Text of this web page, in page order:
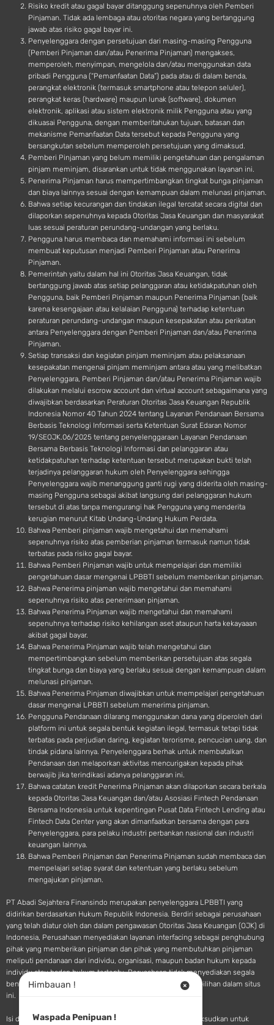
Risiko kredit atau gagal bayar ditanggung sepenuhnya oleh Pemberi
Pinjaman. Tidak ada lembaga atau otoritas negara yang bertanggung
jawab atas risiko gagal bayar ini.
Penyelenggara dengan persetujuan dari masing-masing Pengguna
(Pemberi Pinjaman dan/atau Penerima Pinjaman) mengakses,
memperoleh, menyimpan, mengelola dan/atau menggunakan data
pribadi Pengguna (“Pemanfaatan Data”) pada atau di dalam benda,
perangkat elektronik (termasuk smartphone atau telepon seluler),
perangkat keras (hardware) maupun lunak (software), dokumen
elektronik, aplikasi atau sistem elektronik milik Pengguna atau yang
dikuasai Pengguna, dengan memberitahukan tujuan, batasan dan
mekanisme Pemanfaatan Data tersebut kepada Pengguna yang
bersangkutan sebelum memperoleh persetujuan yang dimaksud.
Pemberi Pinjaman yang belum memiliki pengetahuan dan pengalaman
pinjam meminjam, disarankan untuk tidak menggunakan layanan ini.
Penerima Pinjaman harus mempertimbangkan tingkat bunga pinjaman
dan biaya lainnya sesuai dengan kemampuan dalam melunasi pinjaman.
Bahwa setiap kecurangan dan tindakan ilegal tercatat secara digital dan
dilaporkan sepenuhnya kepada Otoritas Jasa Keuangan dan masyarakat
luas sesuai peraturan perundang-undangan yang berlaku.
Pengguna harus membaca dan memahami informasi ini sebelum
membuat keputusan menjadi Pemberi Pinjaman atau Penerima
Pinjaman.
Pemerintah yaitu dalam hal ini Otoritas Jasa Keuangan, tidak
bertanggung jawab atas setiap pelanggaran atau ketidakpatuhan oleh
Pengguna, baik Pemberi Pinjaman maupun Penerima Pinjaman (baik
karena kesengajaan atau kelalaian Pengguna) terhadap ketentuan
peraturan perundang-undangan maupun kesepakatan atau perikatan
antara Penyelenggara dengan Pemberi Pinjaman dan/atau Penerima
Pinjaman.
Setiap transaksi dan kegiatan pinjam meminjam atau pelaksanaan
kesepakatan mengenai pinjam meminjam antara atau yang melibatkan
Penyelenggara, Pemberi Pinjaman dan/atau Penerima Pinjaman wajib
dilakukan melalui escrow account dan virtual account sebagaimana yang
diwajibkan berdasarkan Peraturan Otoritas Jasa Keuangan Republik
Indonesia Nomor 40 Tahun 2024 tentang Layanan Pendanaan Bersama
Berbasis Teknologi Informasi serta Ketentuan Surat Edaran Nomor
19/SEOJK.06/2025 tentang penyelenggaraan Layanan Pendanaan
Bersama Berbasis Teknologi Informasi dan pelanggaran atau
ketidakpatuhan terhadap ketentuan tersebut merupakan bukti telah
terjadinya pelanggaran hukum oleh Penyelenggara sehingga
Penyelenggara wajib menanggung ganti rugi yang diderita oleh masing-
masing Pengguna sebagai akibat langsung dari pelanggaran hukum
tersebut di atas tanpa mengurangi hak Pengguna yang menderita
kerugian menurut Kitab Undang-Undang Hukum Perdata.
Bahwa Pemberi pinjaman wajib mengetahui dan memahami
sepenuhnya risiko atas pemberian pinjaman termasuk namun tidak
terbatas pada risiko gagal bayar.
Bahwa Pemberi Pinjaman wajib untuk mempelajari dan memiliki
pengetahuan dasar mengenai LPBBTI sebelum memberikan pinjaman.
Bahwa Penerima pinjaman wajib mengetahui dan memahami
sepenuhnya risiko atas penerimaan pinjaman.
Bahwa Penerima Pinjaman wajib mengetahui dan memahami
sepenuhnya terhadap risiko kehilangan aset ataupun harta kekayaaan
akibat gagal bayar.
Bahwa Penerima Pinjaman wajib telah mengetahui dan
mempertimbangkan sebelum memberikan persetujuan atas segala
tingkat bunga dan biaya yang berlaku sesuai dengan kemampuan dalam
melunasi pinjaman.
Bahwa Penerima Pinjaman diwajibkan untuk mempelajari pengetahuan
dasar mengenai LPBBTI sebelum menerima pinjaman.
Pengguna Pendanaan dilarang menggunakan dana yang diperoleh dari
platform ini untuk segala bentuk kegiatan ilegal, termasuk tetapi tidak
terbatas pada perjudian daring, kegiatan terorisme, pencucian uang, dan
tindak pidana lainnya. Penyelenggara berhak untuk membatalkan
Pendanaan dan melaporkan aktivitas mencurigakan kepada pihak
berwajib jika terindikasi adanya pelanggaran ini.
Bahwa catatan kredit Penerima Pinjaman akan dilaporkan secara berkala
kepada Otoritas Jasa Keuangan dan/atau Asosiasi Fintech Pendanaan
Bersama Indonesia untuk kepentingan Pusat Data Fintech Lending atau
Fintech Data Center yang akan dimanfaatkan bersama dengan para
Penyelenggara, para pelaku industri perbankan nasional dan industri
keuangan lainnya.
Bahwa Pemberi Pinjaman dan Penerima Pinjaman sudah membaca dan
mempelajari setiap syarat dan ketentuan yang berlaku sebelum
mengajukan pinjaman.
PT Abadi Sejahtera Finansindo merupakan penyelenggara LPBBTI yang
didirikan berdasarkan Hukum Republik Indonesia. Berdiri sebagai perusahaan
yang telah diatur oleh dan dalam pengawasan Otoritas Jasa Keuangan (OJK) di
Indonesia, Perusahaan menyediakan layanan interfacing sebagai penghubung
pihak yang memberikan pinjaman dan pihak yang membutuhkan pinjaman
meliputi pendanaan dari individu, organisasi, maupun badan hukum kepada
individu atau badan hukum tertentu. Perusahaan tidak menyediakan segala
bentuk saran atau rekomendasi pendanaan terkait pilihan-pilihan dalam situs
ini.
Isi dan materi yang tersedia pada situs SINGA Fintech dimaksudkan untuk
Himbauan !
Waspada Penipuan !